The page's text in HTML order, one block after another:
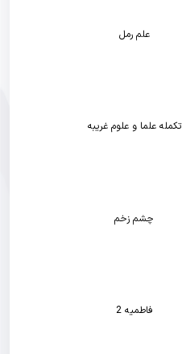
علم رمل
تکمله علما و علوم غریبه
چشم زخم
فاطمیه 2